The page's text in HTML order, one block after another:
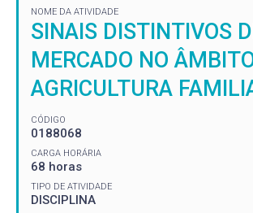
NOME DA ATIVIDADE
SINAIS DISTINTIVOS
MERCADO NO
AGRICULTURA
CÓDIGO
0188068
CARGA HORÁRIA
68 horas
TIPO DE ATIVIDADE
DISCIPLINA